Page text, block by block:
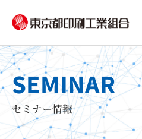
SEMINAR
セミナー情報